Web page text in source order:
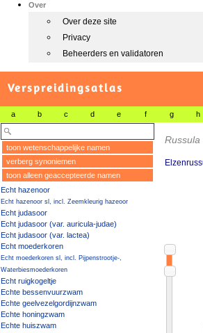
Over
Over deze site
Privacy
Beheerders en validatoren
Verspreidingsatlas
a b c d e f g h
toon wetenschappelijke namen
verberg synoniemen
toon alleen geaccepteerde namen
Echt hazenoor
Echt hazenoor sl, incl. Zeemkleurig hazeoor
Echt judasoor
Echt judasoor (var. auricula-judae)
Echt judasoor (var. lactea)
Echt moederkoren
Echt moederkoren sl, incl. Pijpenstrootje-,
Waterbiesmoederkoren
Echt ruigkogeltje
Echte bessenvuurzwam
Echte geelvezelgordijnzwam
Echte honingzwam
Echte huiszwam
Russula